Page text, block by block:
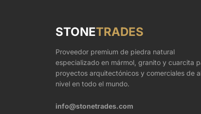
STONETRADES
Proveedor premium de piedra natural
especializado en mármol, granito y cuarcita
proyectos arquitectónicos y comerciales de
nivel en todo el mundo.
info@stonetrades.com